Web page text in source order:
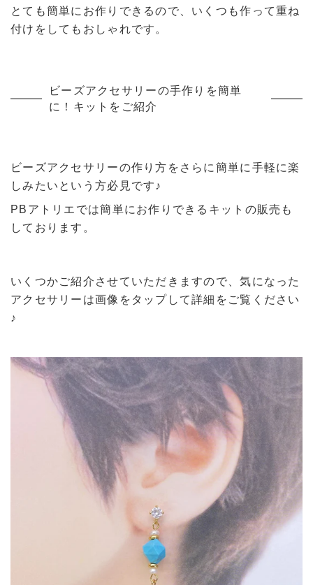
とても簡単にお作りできるので、いくつも作って重ね
付けをしてもおしゃれです。
ビーズアクセサリーの手作りを簡単
に！キットをご紹介
ビーズアクセサリーの作り方をさらに簡単に手軽に楽
しみたいという方必見です♪
PBアトリエでは簡単にお作りできるキットの販売も
しております。
いくつかご紹介させていただきますので、気になった
アクセサリーは画像をタップして詳細をご覧ください
♪